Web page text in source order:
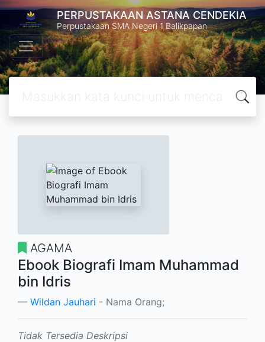
PERPUSTAKAAN ASTANA CENDEKIA
Perpustakaan SMA Negeri 1 Balikpapan
AGAMA
Ebook Biografi Imam Muhammad
bin Idris
Wildan Jauhari - Nama Orang;
Tidak Tersedia Deskripsi